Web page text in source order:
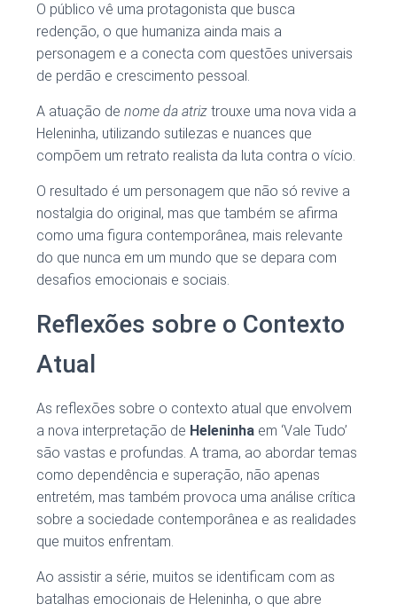
O público vê uma protagonista que busca
redenção, o que humaniza ainda mais a
personagem e a conecta com questões universais
de perdão e crescimento pessoal.
A atuação de nome da atriz trouxe uma nova vida a
Heleninha, utilizando sutilezas e nuances que
compõem um retrato realista da luta contra o vício.
O resultado é um personagem que não só revive a
nostalgia do original, mas que também se afirma
como uma figura contemporânea, mais relevante
do que nunca em um mundo que se depara com
desafios emocionais e sociais.
Reflexões sobre o Contexto
Atual
As reflexões sobre o contexto atual que envolvem
a nova interpretação de Heleninha em ‘Vale Tudo’
são vastas e profundas. A trama, ao abordar temas
como dependência e superação, não apenas
entretém, mas também provoca uma análise crítica
sobre a sociedade contemporânea e as realidades
que muitos enfrentam.
Ao assistir a série, muitos se identificam com as
batalhas emocionais de Heleninha, o que abre